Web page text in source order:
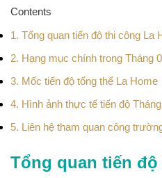
Contents
1. Tổng quan tiến độ thi công La
2. Hạng mục chính trong Tháng
3. Mốc tiến độ tổng thể La Home
4. Hình ảnh thực tế tiến độ
5. Liên hệ tham quan công
Tổng quan tiến